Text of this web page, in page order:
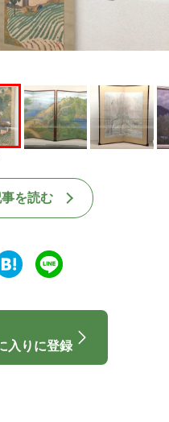
を読む
入りに登録